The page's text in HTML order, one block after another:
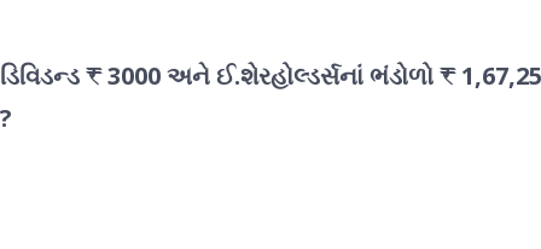
₹ 3000 અને ઈ.શેરહોલ્ડર્સનાં ભંડોળો ₹